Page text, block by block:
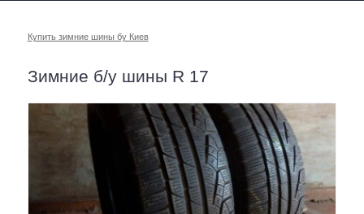
Купить зимние шины бу Киев
Зимние б/у шины R 17